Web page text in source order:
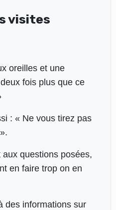
visites
oreilles et une
fois plus que ce
: « Ne vous tirez pas
questions posées,
en faire trop on en
des informations sur